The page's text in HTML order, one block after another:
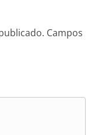
Campos